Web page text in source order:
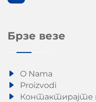
Брзе везе
O Nama
Proizvodi
Контактирајте